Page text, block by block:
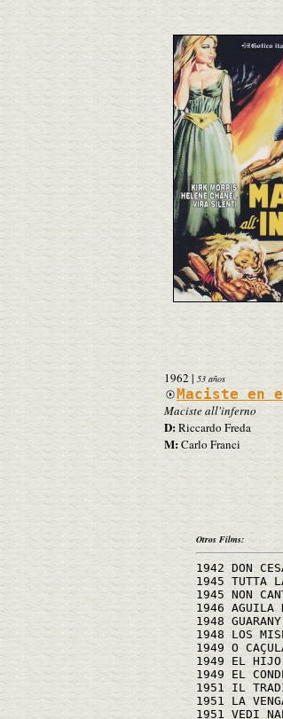
1962 | 53 años
Maciste en
Maciste all'inferno
D:Riccardo Freda
M:Carlo Franci
Otros Films:
1942 DON
1945 TUTTA
1945 NON
1946 AGUILA
1948 GUARANY
1948 LOS
1949 O
1949 EL HIJO
1949 EL
1951 IL
1951 LA
1951 VEDI